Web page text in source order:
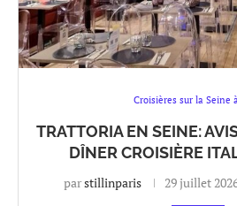
Croisières sur la Seine
TRATTORIA EN SEINE:
DÎNER CROISIÈRE
parstillinparis 29 juillet